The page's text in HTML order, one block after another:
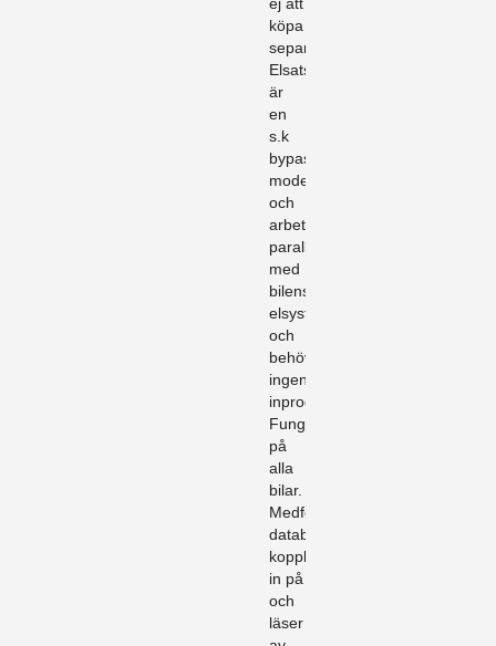
köpa
separat.
Elsatsen
är
en
s.k
bypass
modell
och
arbetar
parallellt
med
bilens
elsystem
och
behöver
ingen
inprogrammering.
Fungerar
på
alla
bilar.
Medföljande
databox
kopplas
in på
och
läser